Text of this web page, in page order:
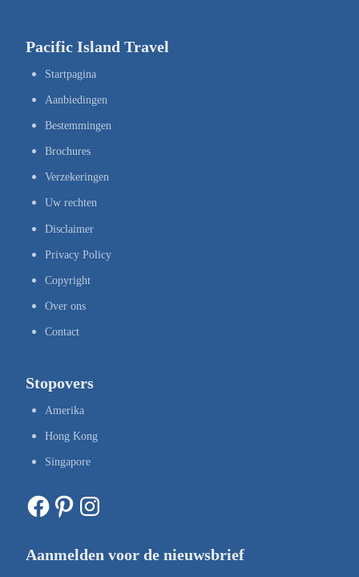
Pacific Island Travel
Startpagina
Aanbiedingen
Bestemmingen
Brochures
Verzekeringen
Uw rechten
Disclaimer
Privacy Policy
Copyright
Over ons
Contact
Stopovers
Amerika
Hong Kong
Singapore
Facebook Pinterest Instagram
Aanmelden voor de nieuwsbrief